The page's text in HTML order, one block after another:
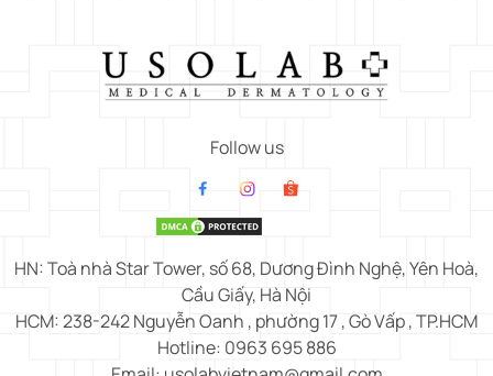
Follow us
HN: Toà nhà Star Tower, số 68, Dương Đình Nghệ, Yên Hoà,
Cầu Giấy, Hà Nội
HCM: 238-242 Nguyễn Oanh , phường 17 , Gò Vấp , TP.HCM
Hotline: 0963 695 886